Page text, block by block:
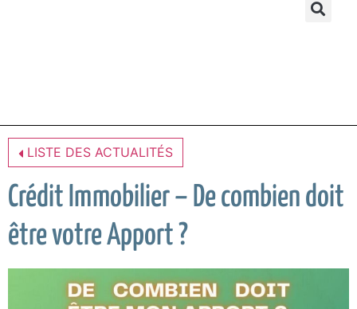
LISTE DES ACTUALITÉS
Crédit Immobilier – De combien doit
être votre Apport ?